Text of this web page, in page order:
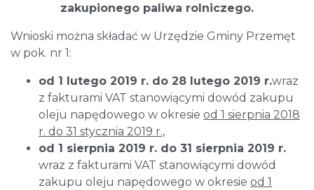
zakupionego paliwa rolniczego.
Wnioski można składać w Urzędzie Gminy Przemęt
w pok. nr 1:
od 1 lutego 2019 r. do 28 lutego 2019 r.wraz
z fakturami VAT stanowiącymi dowód zakupu
oleju napędowego w okresie od 1 sierpnia 2018
r. do 31 stycznia 2019 r.,
od 1 sierpnia 2019 r. do 31 sierpnia 2019 r.
wraz z fakturami VAT stanowiącymi dowód
zakupu oleju napędowego w okresie od 1